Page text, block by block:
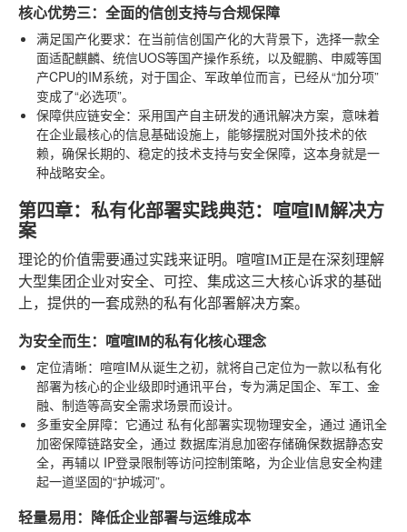
核心优势三：全面的信创支持与合规保障
满足国产化要求：在当前信创国产化的大背景下，选择一款全
面适配麒麟、统信UOS等国产操作系统，以及鲲鹏、申威等国
产CPU的IM系统，对于国企、军政单位而言，已经从“加分项”
变成了“必选项”。
保障供应链安全：采用国产自主研发的通讯解决方案，意味着
在企业最核心的信息基础设施上，能够摆脱对国外技术的依
赖，确保长期的、稳定的技术支持与安全保障，这本身就是一
种战略安全。
第四章：私有化部署实践典范：喧喧IM解决方
案
理论的价值需要通过实践来证明。喧喧IM正是在深刻理解
大型集团企业对安全、可控、集成这三大核心诉求的基础
上，提供的一套成熟的私有化部署解决方案。
为安全而生：喧喧IM的私有化核心理念
定位清晰：喧喧IM从诞生之初，就将自己定位为一款以私有化
部署为核心的企业级即时通讯平台，专为满足国企、军工、金
融、制造等高安全需求场景而设计。
多重安全屏障：它通过 私有化部署实现物理安全，通过 通讯全
加密保障链路安全，通过 数据库消息加密存储确保数据静态安
全，再辅以 IP登录限制等访问控制策略，为企业信息安全构建
起一道坚固的“护城河”。
轻量易用：降低企业部署与运维成本